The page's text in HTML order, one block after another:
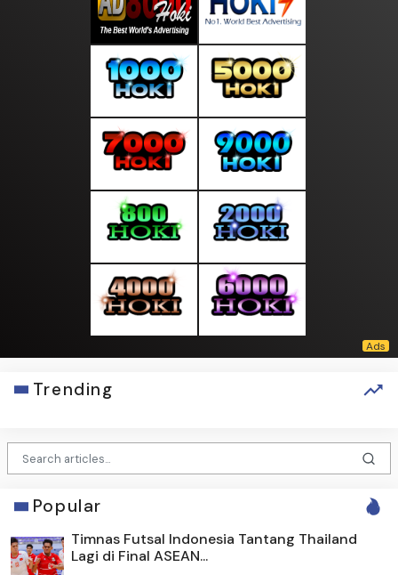
Trending
Popular
Timnas Futsal Indonesia Tantang Thailand
Lagi di Final ASEAN...